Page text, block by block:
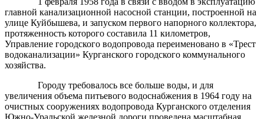
главной канализационной насосной станции, построенной на
улице Куйбышева, и запуском первого напорного коллектора,
протяженность которого составила 11 километров,
Управление городского водопровода переименовано в «Трест
водоканализации» Курганского городского коммунального
хозяйства.
Городу требовалось все больше воды, и для
увеличения объема питьевого водоснабжения в 1964 году на
очистных сооружениях водопровода Курганского отделения
Южно-Уральской железной дороги проведена масштабная